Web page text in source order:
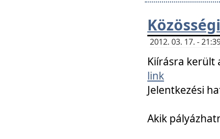
2012. 03. 17. -
Kiírásra került
link
Jelentkezési
Akik